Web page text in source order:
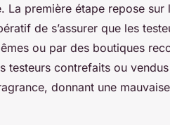
première étape repose sur
de s’assurer que les
ou par des boutiques
testeurs contrefaits ou
donnant une